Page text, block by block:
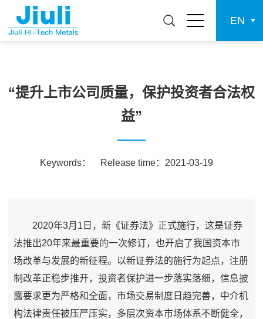
EN
“提升上市公司质量，保护投资者合法权
益”
Keywords： Release time：2021-03-19
2020年3月1日，新《证券法》正式施行，这是证券
法推出20年来最重要的一次修订，也开启了我国资本市
场改革与发展的新征程。以新证券法的施行为起点，注册
制改革正稳步推开，投资者保护进一步落实落细，信息披
露要求更为严格和全面，市场交易制度日趋完善，中介机
构法律责任被压严压实，多层次资本市场体系不断健全，